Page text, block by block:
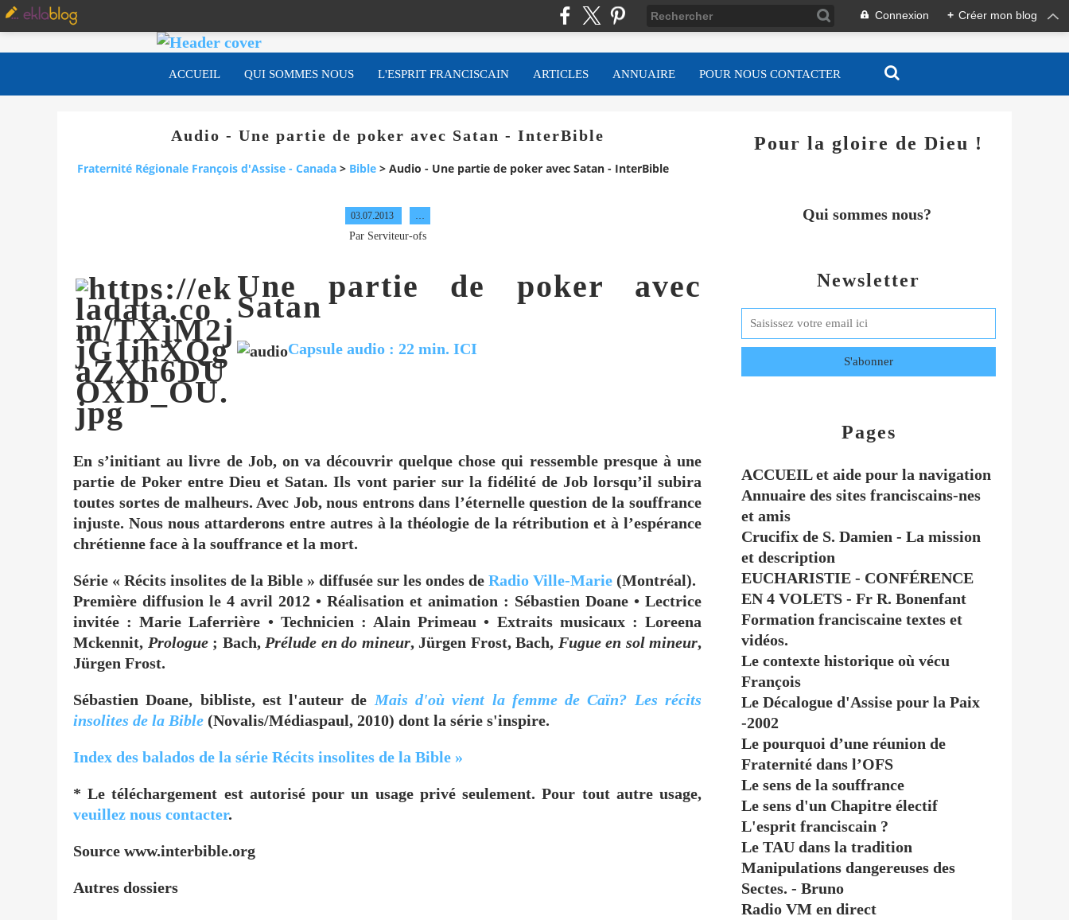
Connexion + Créer mon blog
ACCUEIL QUI SOMMES NOUS L'ESPRIT FRANCISCAIN ARTICLES ANNUAIRE POUR NOUS CONTACTER
Audio - Une partie de poker avec Satan - InterBible
Fraternité Régionale François d'Assise - Canada > Bible > Audio - Une partie de poker avec Satan - InterBible
03.07.2013
Par Serviteur-ofs
Une partie de poker avec
Satan
Capsule audio : 22 min. ICI
En s’initiant au livre de Job, on va découvrir quelque chose qui ressemble presque à une
partie de Poker entre Dieu et Satan. Ils vont parier sur la fidélité de Job lorsqu’il subira
toutes sortes de malheurs. Avec Job, nous entrons dans l’éternelle question de la souffrance
injuste. Nous nous attarderons entre autres à la théologie de la rétribution et à l’espérance
chrétienne face à la souffrance et la mort.
Série « Récits insolites de la Bible » diffusée sur les ondes de Radio Ville-Marie (Montréal).
Première diffusion le 4 avril 2012 • Réalisation et animation : Sébastien Doane • Lectrice
invitée : Marie Laferrière • Technicien : Alain Primeau • Extraits musicaux : Loreena
Mckennit, Prologue; Bach, Prélude en do mineur, Jürgen Frost, Bach, Fugue en sol mineur,
Jürgen Frost.
Sébastien Doane, bibliste, est l'auteur de Mais d'où vient la femme de Caïn? Les récits
insolites de la Bible (Novalis/Médiaspaul, 2010) dont la série s'inspire.
Index des balados de la série Récits insolites de la Bible »
* Le téléchargement est autorisé pour un usage privé seulement. Pour tout autre usage,
veuillez nous contacter.
Source www.interbible.org
Autres dossiers
Newsletter
Pages
ACCUEIL et aide pour la navigation
Annuaire des sites franciscains-nes
et amis
Crucifix de S. Damien - La mission
et description
EUCHARISTIE - CONFÉRENCE
EN 4 VOLETS - Fr R. Bonenfant
Formation franciscaine textes et
vidéos.
Le contexte historique où vécu
François
Le Décalogue d'Assise pour la Paix
-2002
Le pourquoi d’une réunion de
Fraternité dans l’OFS
Le sens de la souffrance
Le sens d'un Chapitre électif
L'esprit franciscain ?
Le TAU dans la tradition
Manipulations dangereuses des
Sectes. - Bruno
Radio VM en direct
Pour la gloire de Dieu !
Qui sommes nous?